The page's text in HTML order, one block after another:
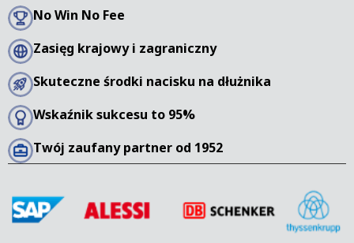
sądowe, które trwa dłużej i generuje wyższe koszty.
W przypadku wniesienia sprzeciwu przez dłużnika,
istnieje możliwość przejścia na zwykłe
postępowanie cywilne, co zapewnia dalsze
możliwości dochodzenia należności.
No Win No Fee
Zasięg krajowy i zagraniczny
Skuteczne środki nacisku na dłużnika
Wskaźnik sukcesu to 95%
Twój zaufany partner od 1952